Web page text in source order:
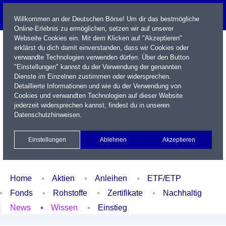
Name / WKN / ISIN / Kürzel
Xetra Realtime
Watchlist Portfolio Login
Home Aktien Anleihen
ETF/ETP
Fonds
Rohstoffe Zertifikate
Nachhaltig
News
Wissen Einstieg
Willkommen an der Deutschen Börse! Um dir das bestmögliche
Online-Erlebnis zu ermöglichen, setzen wir auf unserer
Webseite Cookies ein. Mit dem Klicken auf "Akzeptieren"
erklärst du dich damit einverstanden, dass wir Cookies oder
verwandte Technologien verwenden dürfen. Über den Button
"Einstellungen" kannst du der Verwendung der genannten
Dienste im Einzelnen zustimmen oder widersprechen.
Detaillierte Informationen und wie du der Verwendung von
Cookies und verwandten Technologien auf dieser Website
jederzeit widersprechen kannst, findest du in unseren
Datenschutzhinweisen.
Einstellungen Ablehnen Akzeptieren